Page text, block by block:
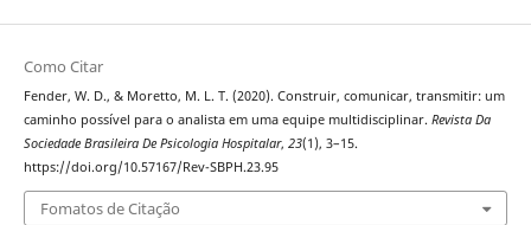
Como Citar
Fender, W. D., & Moretto, M. L. T. (2020). Construir, comunicar, transmitir: um
caminho possível para o analista em uma equipe multidisciplinar. Revista Da
Sociedade Brasileira De Psicologia Hospitalar, 23(1), 3–15.
https://doi.org/10.57167/Rev-SBPH.23.95
Fomatos de Citação